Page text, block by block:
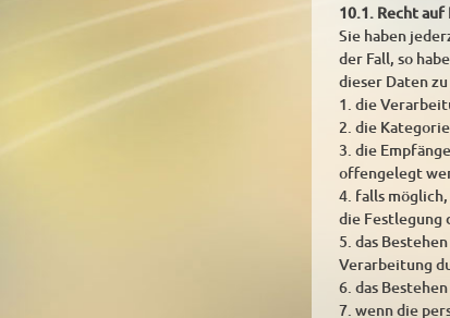
10.1. Recht
Sie haben
der Fall, so
dieser Daten
1. die
2. die
3. die
offengelegt
4. falls
die Festlegung
5. das
Verarbeitung
6. das
7. wenn die